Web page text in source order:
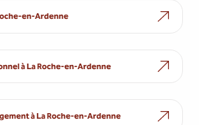
en-Ardenne
à La Roche-en-Ardenne
à La Roche-en-Ardenne